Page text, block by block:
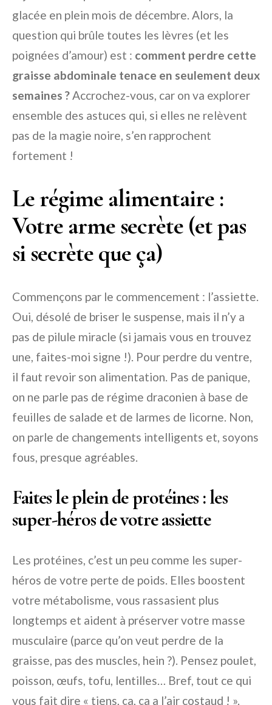
glacée en plein mois de décembre. Alors, la
question qui brûle toutes les lèvres (et les
poignées d’amour) est : comment perdre cette
graisse abdominale tenace en seulement deux
semaines ?Accrochez-vous, car on va explorer
ensemble des astuces qui, si elles ne relèvent
pas de la magie noire, s’en rapprochent
fortement !
Le régime alimentaire :
Votre arme secrète (et pas
si secrète que ça)
Commençons par le commencement : l’assiette.
Oui, désolé de briser le suspense, mais il n’y a
pas de pilule miracle (si jamais vous en trouvez
une, faites-moi signe !). Pour perdre du ventre,
il faut revoir son alimentation. Pas de panique,
on ne parle pas de régime draconien à base de
feuilles de salade et de larmes de licorne. Non,
on parle de changements intelligents et, soyons
fous, presque agréables.
Faites le plein de protéines : les
super-héros de votre assiette
Les protéines, c’est un peu comme les super-
héros de votre perte de poids. Elles boostent
votre métabolisme, vous rassasient plus
longtemps et aident à préserver votre masse
musculaire (parce qu’on veut perdre de la
graisse, pas des muscles, hein ?). Pensez poulet,
poisson, œufs, tofu, lentilles… Bref, tout ce qui
vous fait dire « tiens, ça, ça a l’air costaud ! ».